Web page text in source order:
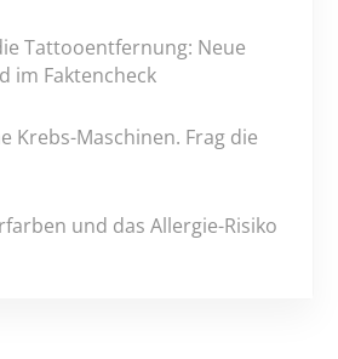
Tattooentfernung: Neue
im Faktencheck
Krebs-Maschinen. Frag die
und das Allergie-Risiko